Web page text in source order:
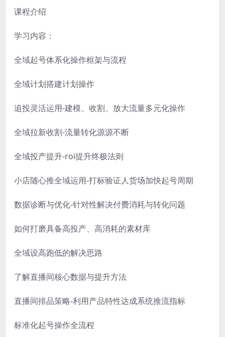
课程介绍
学习内容：
全域起号体系化操作框架与流程
全域计划搭建计划操作
追投灵活运用-建模、收割、放大流量多元化操作
全域拉新收割-流量转化源源不断
全域投产提升-roi提升终极法则
小店随心推全域运用-打标验证人货场加快起号周期
数据诊断与优化-针对性解决付费消耗与转化问题
如何打磨具备高投产、高消耗的素材库
全域设高跑低的解决思路
了解直播间核心数据与提升方法
直播间排品策略-利用产品特性达成系统推流指标
标准化起号操作全流程